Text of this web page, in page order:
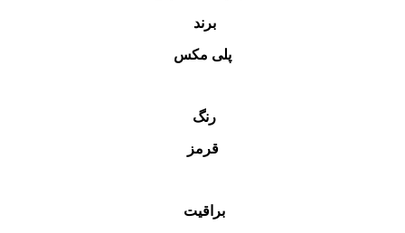
برند
پلی مکس
رنگ
قرمز
براقیت